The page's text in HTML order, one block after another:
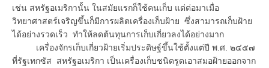
เช่น สหรัฐอเมริกานั้น ในสมัยแรกก็ใช้คนเก็บ แต่ต่อมาเมื่อ
วิทยาศาสตร์เจริญขึ้นก็มีการผลิตเครื่องเก็บฝ้าย ซึ่งสามารถเก็บฝ้าย
ได้อย่างรวดเร็ว ทำให้ลดต้นทุนการเก็บเกี่ยวลงได้อย่างมาก
เครื่องจักรเก็บเกี่ยวฝ้ายเริ่มประดิษฐ์ขึ้นใช้ตั้งแต่ปี พ.ศ. ๒๔๕๗
ที่รัฐเทกซัส สหรัฐอเมริกา เป็นเครื่องเก็บชนิดรูดเอาสมอฝ้ายออกจาก